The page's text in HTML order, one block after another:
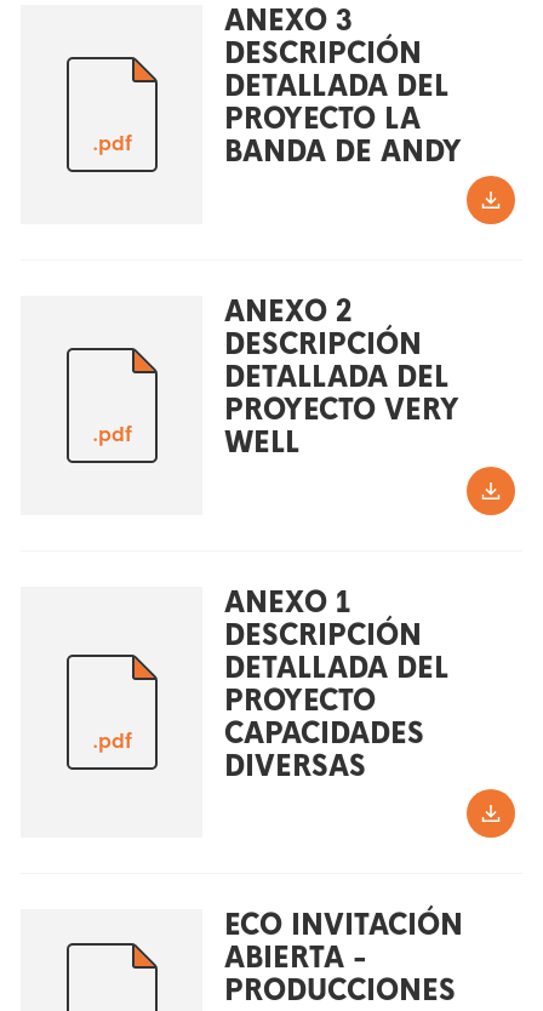
.pdf
ANEXO 3
DESCRIPCIÓN
DETALLADA DEL
PROYECTO LA
BANDA DE ANDY
.pdf
ANEXO 2
DESCRIPCIÓN
DETALLADA DEL
PROYECTO VERY
WELL
.pdf
ANEXO 1
DESCRIPCIÓN
DETALLADA DEL
PROYECTO
CAPACIDADES
DIVERSAS
ECO INVITACIÓN
ABIERTA -
PRODUCCIONES